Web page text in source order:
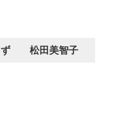
ず 松田美智子